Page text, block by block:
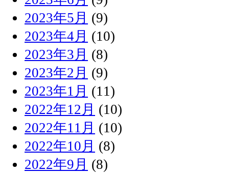
2023年5月 (9)
2023年4月 (10)
2023年3月 (8)
2023年2月 (9)
2023年1月 (11)
2022年12月 (10)
2022年11月 (10)
2022年10月 (8)
2022年9月 (8)